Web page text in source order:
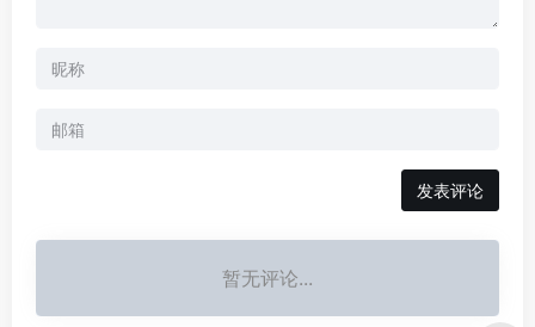
发表评论
暂无评论...